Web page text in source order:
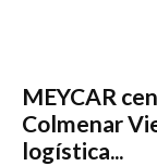
MEYCAR
Colmenar
logística...